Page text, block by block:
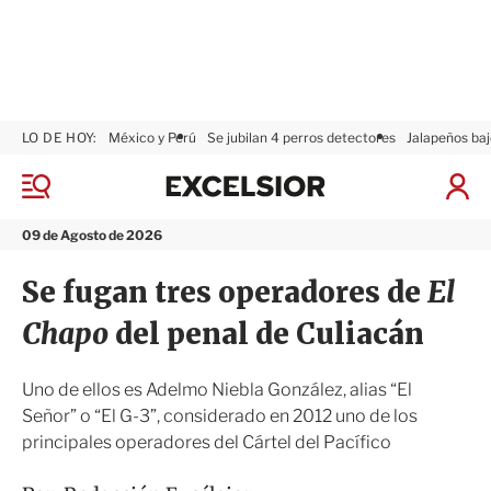
M
n
09 de Agosto de 2026
LO DE HOY: México y Perú Se jubilan 4 perros detectores Jalapeños
I
x
i
r
Se fugan tres operadores deEl
Chapo del penal de Culiacán
Uno de ellos es Adelmo Niebla González, alias “El
Señor” o “El G-3”, considerado en 2012 uno de los
principales operadores del Cártel del Pacífico